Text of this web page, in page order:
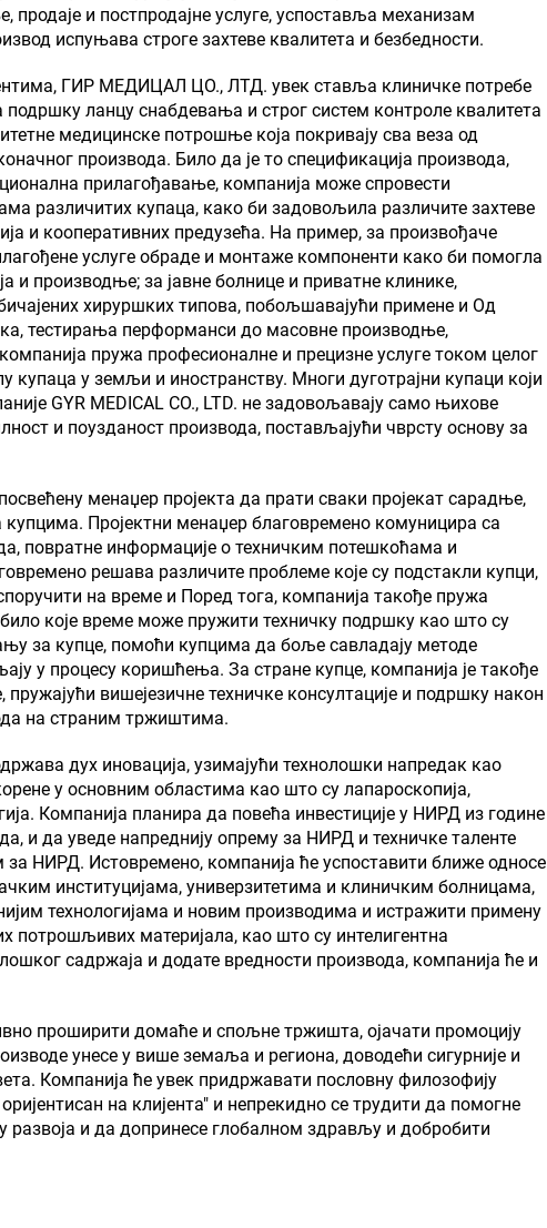
и постпродајне услуге, успоставља механизам
испуњава строге захтеве квалитета и безбедности.
ГИР МЕДИЦАЛ ЦО., ЛТД. увек ставља клиничке потребе
ланцу снабдевања и строг систем контроле квалитета
медицинске потрошње која покривају сва веза од
производа. Било да је то спецификација производа,
прилагођавање, компанија може спровести
различитих купаца, како би задовољила различите захтеве
и кооперативних предузећа. На пример, за произвођаче
услуге обраде и монтаже компоненти како би помогла
производње; за јавне болнице и приватне клинике,
хируршких типова, побољшавајући примене и Од
тестирања перформанси до масовне производње,
пружа професионалне и прецизне услуге током целог
купаца у земљи и иностранству. Многи дуготрајни купаци који
GYR MEDICAL CO., LTD. не задовољавају само њихове
и поузданост производа, постављајући чврсту основу за
менаџер пројекта да прати сваки пројекат сарадње,
Пројектни менаџер благовремено комуницира са
повратне информације о техничким потешкоћама и
решава различите проблеме које су подстакли купци,
на време и Поред тога, компанија такође пружа
које време може пружити техничку подршку као што су
за купце, помоћи купцима да боље савладају методе
у процесу коришћења. За стране купце, компанија је такође
вишејезичне техничке консултације и подршку након
на страним тржиштима.
дух иновација, узимајући технолошки напредак као
у основним областима као што су лапароскопија,
Компанија планира да повећа инвестиције у НИРД из године
и да уведе напреднију опрему за НИРД и техничке таленте
НИРД. Истовремено, компанија ће успоставити ближе односе
институцијама, универзитетима и клиничким болницама,
технологијама и новим производима и истражити примену
потрошљивих материјала, као што су интелигентна
садржаја и додате вредности производа, компанија ће и
проширити домаће и спољне тржишта, ојачати промоцију
унесе у више земаља и региона, доводећи сигурније и
Компанија ће увек придржавати пословну филозофију
на клијента" и непрекидно се трудити да помогне
развоја и да допринесе глобалном здрављу и добробити